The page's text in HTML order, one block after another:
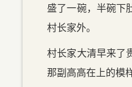
盛了一碗，半碗下
村长家外。
村长家大清早来了
那副高高在上的模